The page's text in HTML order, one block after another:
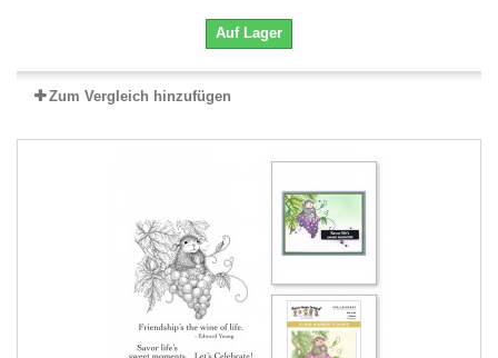
Auf Lager
Zum Vergleich hinzufügen